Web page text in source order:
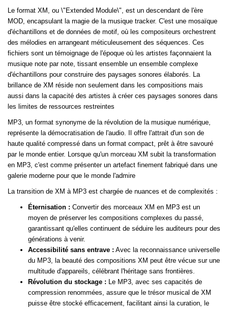
Le format XM, ou \"Extended Module\", est un descendant de l'ère
MOD, encapsulant la magie de la musique tracker. C'est une mosaïque
d'échantillons et de données de motif, où les compositeurs orchestrent
des mélodies en arrangeant méticuleusement des séquences. Ces
fichiers sont un témoignage de l'époque où les artistes façonnaient la
musique note par note, tissant ensemble un ensemble complexe
d'échantillons pour construire des paysages sonores élaborés. La
brillance de XM réside non seulement dans les compositions mais
aussi dans la capacité des artistes à créer ces paysages sonores dans
les limites de ressources restreintes
MP3, un format synonyme de la révolution de la musique numérique,
représente la démocratisation de l'audio. Il offre l'attrait d'un son de
haute qualité compressé dans un format compact, prêt à être savouré
par le monde entier. Lorsque qu'un morceau XM subit la transformation
en MP3, c'est comme présenter un artefact finement fabriqué dans une
galerie moderne pour que le monde l'admire
La transition de XM à MP3 est chargée de nuances et de complexités :
Éternisation : Convertir des morceaux XM en MP3 est un
moyen de préserver les compositions complexes du passé,
garantissant qu'elles continuent de séduire les auditeurs pour des
générations à venir.
Accessibilité sans entrave : Avec la reconnaissance universelle
du MP3, la beauté des compositions XM peut être vécue sur une
multitude d'appareils, célébrant l'héritage sans frontières.
Révolution du stockage : Le MP3, avec ses capacités de
compression renommées, assure que le trésor musical de XM
puisse être stocké efficacement, facilitant ainsi la curation, le